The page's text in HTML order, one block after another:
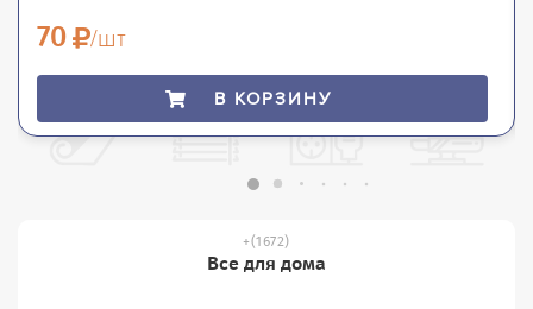
70 /шт
В КОРЗИНУ
(1672)
Все для дома